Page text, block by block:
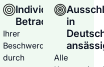
Individuelle
Betrachtung
Ihrer
Beschwerden
durch
in
Alle